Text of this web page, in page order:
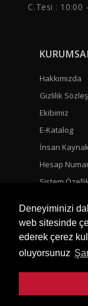
Deneyiminizi
web sitesinde
ederek çerez
oluyorsunuz
C.Tesi : 10:00
Hakkımızda
Gizlilik
Ekibimiz
E-Katalog
İnsan
Hesap
Sistem
Copyright ©
BU SİSTEM